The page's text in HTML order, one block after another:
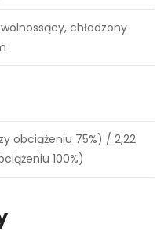
chłodzony
obciążeniu 75%) / 2,22
100%)